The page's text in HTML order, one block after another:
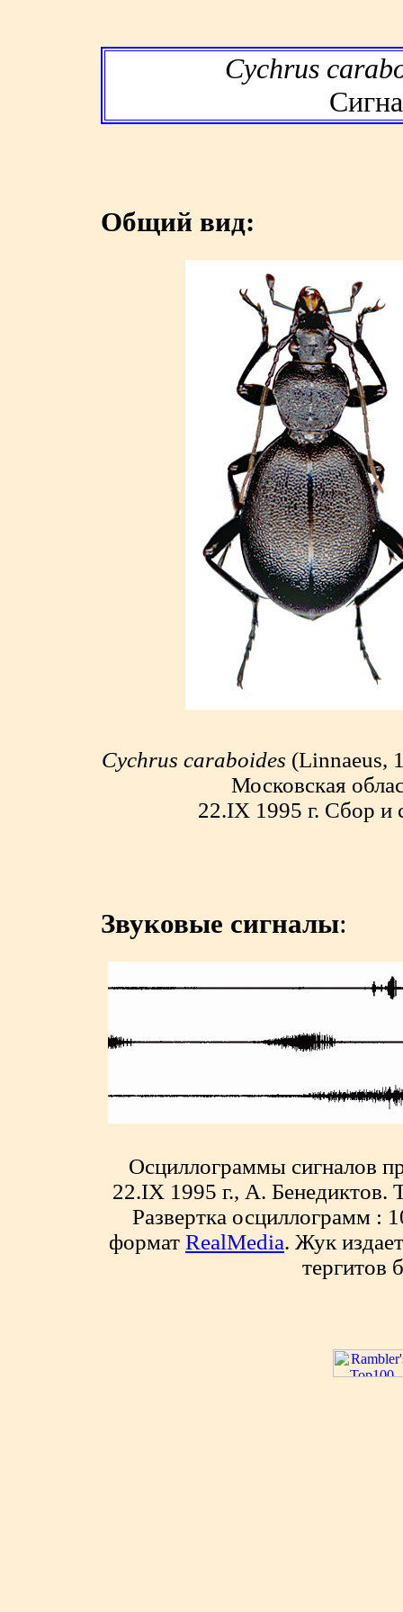
Cychrus
Общий вид:
Cychrus caraboides (Linnaeus,
Московская
22.IX 1995 г. Сбор и
Звуковые сигналы:
Осциллограммы сигналов
22.IX 1995 г., А. Бенедиктов.
Развертка осциллограмм :
формат RealMedia. Жук
тергитов